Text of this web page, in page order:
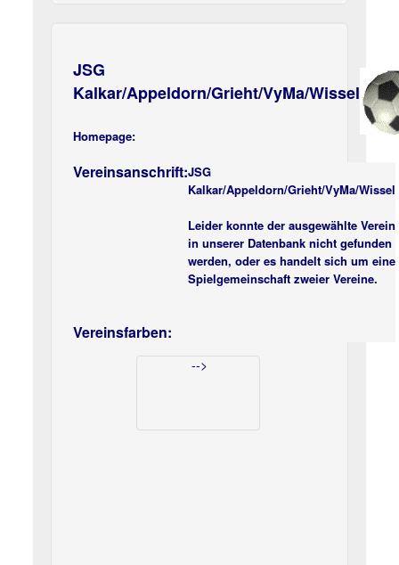
JSG
Kalkar/Appeldorn/Grieht/VyMa/Wissel
Homepage:
Vereinsanschrift:JSG
Kalkar/Appeldorn/Grieht/VyMa/Wissel
Leider konnte der ausgewählte Verein
in unserer Datenbank nicht gefunden
werden, oder es handelt sich um eine
Spielgemeinschaft zweier Vereine.
Vereinsfarben:
-->